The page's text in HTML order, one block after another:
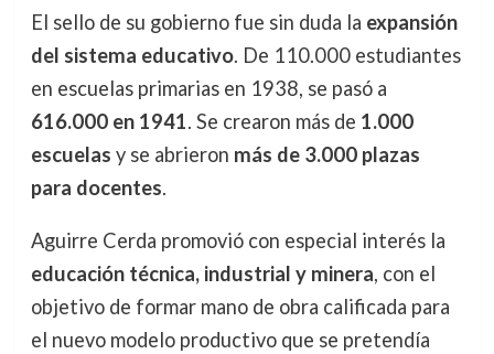
El sello de su gobierno fue sin duda la expansión
del sistema educativo. De 110.000 estudiantes
en escuelas primarias en 1938, se pasó a
616.000 en 1941. Se crearon más de 1.000
escuelas y se abrieron más de 3.000 plazas
para docentes.
Aguirre Cerda promovió con especial interés la
educación técnica, industrial y minera, con el
objetivo de formar mano de obra calificada para
el nuevo modelo productivo que se pretendía